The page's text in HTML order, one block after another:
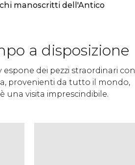
manoscritti dell'Antico
a disposizione
dei pezzi straordinari con
provenienti da tutto il mondo,
una visita imprescindibile.